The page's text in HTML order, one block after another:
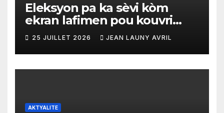
Eleksyon pa ka sèvi kòm
ekran lafimen pou kouvri
echèk tranzisyon an
25 JUILLET 2026 JEAN LAUNY AVRIL
AKTYALITE